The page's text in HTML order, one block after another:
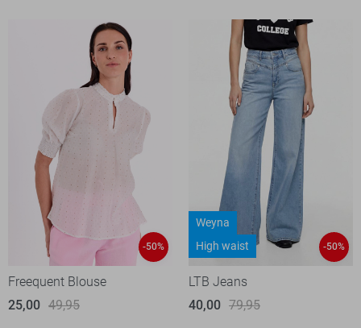
-50%
Freequent Blouse
25,00 49,95
Weyna
High waist
-50%
LTB Jeans
40,00 79,95